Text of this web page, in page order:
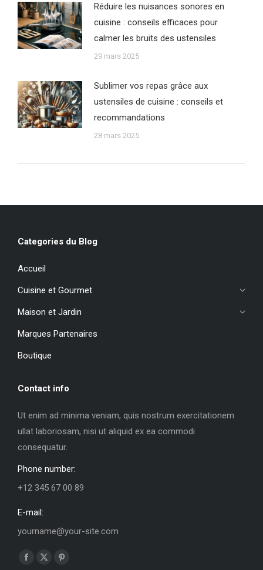
Réduire les nuisances sonores en
cuisine : conseils efficaces pour
calmer les bruits des ustensiles
29 mars 2025
Sublimer vos repas grâce aux
ustensiles de cuisine : conseils et
recommandations
28 mars 2025
Categories du Blog
Accueil
Cuisine et Gourmet
Maison et Jardin
Marques Partenaires
Boutique
Contact info
Ut enim ad minima veniam, quis nostrum exercitationem
ullat laboriosam, nisi ut aliquid ex ea commodi
consequatur.
Phone number:
+12 345 67 00 89
E-mail:
yourname@your-site.com
Trouvez nous sur :
La
La
La